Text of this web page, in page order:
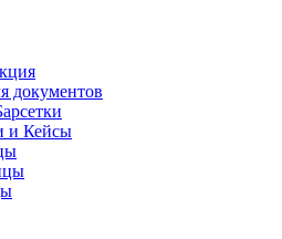
документов
и Кейсы